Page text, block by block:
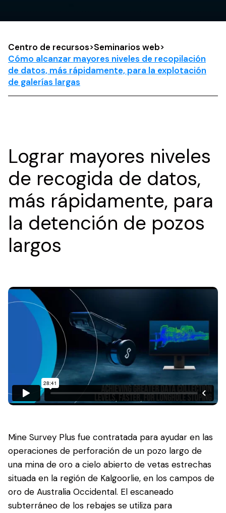
Centro de recursos>Seminarios web>
Cómo alcanzar mayores niveles de recopilación
de datos, más rápidamente, para la explotación
de galerías largas
Lograr mayores niveles
de recogida de datos,
más rápidamente, para
la detención de pozos
largos
Mine Survey Plus fue contratada para ayudar en las
operaciones de perforación de un pozo largo de
una mina de oro a cielo abierto de vetas estrechas
situada en la región de Kalgoorlie, en los campos de
oro de Australia Occidental. El escaneado
subterráneo de los rebajes se utiliza para